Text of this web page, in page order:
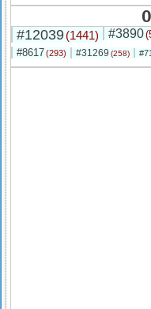
#12039(1441) #3890
#8617(293) #31269 (258)